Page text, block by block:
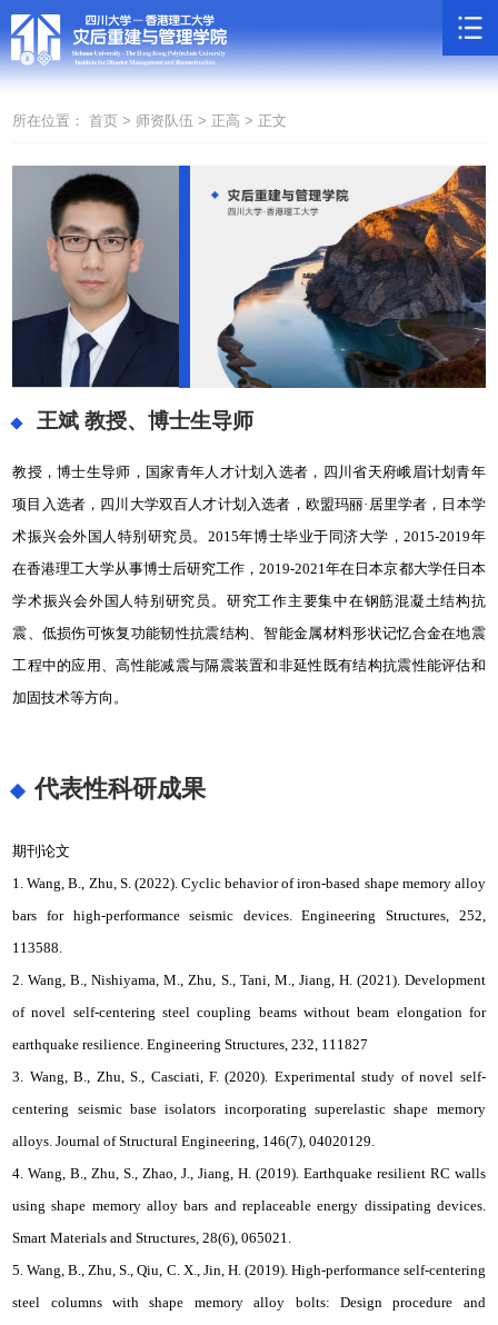
所在位置： 首页 > 师资队伍 > 正高 > 正文
王斌教授、博士生导师
教授，博士生导师，国家青年人才计划入选者，四川省天府峨眉计划青年
项目入选者，四川大学双百人才计划入选者，欧盟玛丽·居里学者，日本学
术振兴会外国人特别研究员。2015年博士毕业于同济大学，2015-2019年
在香港理工大学从事博士后研究工作，2019-2021年在日本京都大学任日本
学术振兴会外国人特别研究员。研究工作主要集中在钢筋混凝土结构抗
震、低损伤可恢复功能韧性抗震结构、智能金属材料形状记忆合金在地震
工程中的应用、高性能减震与隔震装置和非延性既有结构抗震性能评估和
加固技术等方向。
代表性科研成果
期刊论文
1. Wang, B., Zhu, S. (2022). Cyclic behavior of iron-based shape memory alloy
bars for high-performance seismic devices. Engineering Structures, 252,
113588.
2. Wang, B., Nishiyama, M., Zhu, S., Tani, M., Jiang, H. (2021). Development
of novel self-centering steel coupling beams without beam elongation for
earthquake resilience. Engineering Structures, 232, 111827
3. Wang, B., Zhu, S., Casciati, F. (2020). Experimental study of novel self-
centering seismic base isolators incorporating superelastic shape memory
alloys. Journal of Structural Engineering, 146(7), 04020129.
4. Wang, B., Zhu, S., Zhao, J., Jiang, H. (2019). Earthquake resilient RC walls
using shape memory alloy bars and replaceable energy dissipating devices.
Smart Materials and Structures, 28(6), 065021.
5. Wang, B., Zhu, S., Qiu, C. X., Jin, H. (2019). High-performance self-centering
steel columns with shape memory alloy bolts: Design procedure and